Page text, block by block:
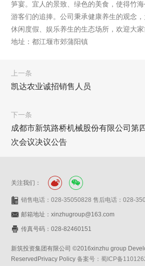
笋宴。宜人的景致、绿色的美食，使得竹
游客们的追捧。公司秉承健康养生的观念
休闲度假、娱乐养生的生态场所，欢迎大家
地址：都江堰市郊蒲阳镇
上一条
凯达农业诚招销售人员
下一条
成都市新筑路桥机械股份有限公司第
次会议决议公告
关注我们：
销售电话：028-35050828 售后电话：028-
邮箱地址：xinzhugroup@163.com
传真号码：028-82460151
新筑投资集团有限公司 ©2016xinzhu group
ReservedPrivacy Policy备案号：蜀ICP备